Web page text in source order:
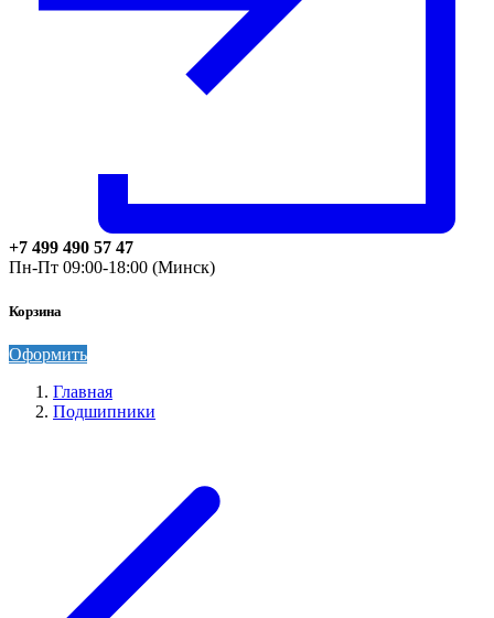
+7 499 490 57 47
Пн-Пт 09:00-18:00 (Минск)
Корзина
Оформить
Главная
Подшипники